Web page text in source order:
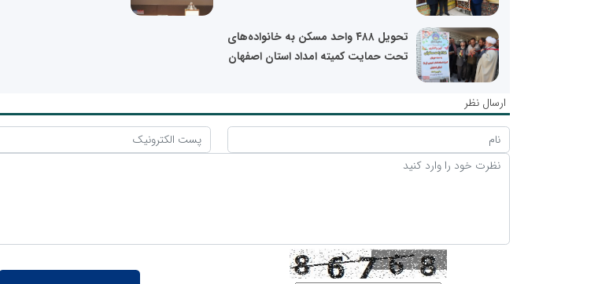
تحویل ۴۸۸ واحد مسکن به خانواده‌های
تحت حمایت کمیته امداد استان اصفهان
ارسال نظر